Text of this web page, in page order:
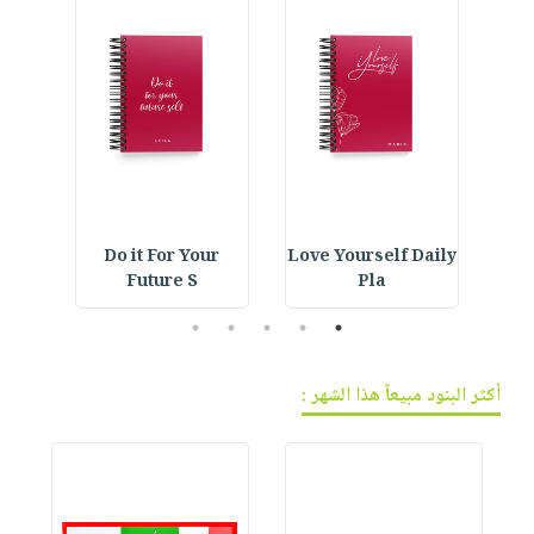
Love Yourself Daily
Pla
Do it For Your
Future S
1
2
3
4
5
أكثر البنود مبيعاً هذا الشهر :